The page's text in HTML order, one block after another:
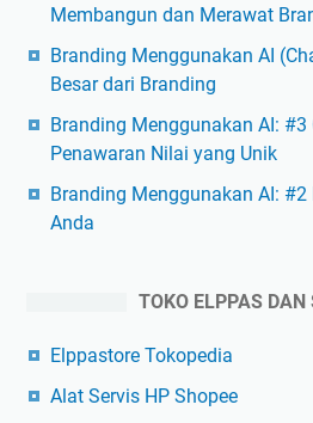
Membangun dan Merawat
Branding Menggunakan AI
Besar dari Branding
Branding Menggunakan AI:
Penawaran Nilai yang Unik
Branding Menggunakan AI:
Anda
TOKO ELPPAS
Elppastore Tokopedia
Alat Servis HP Shopee